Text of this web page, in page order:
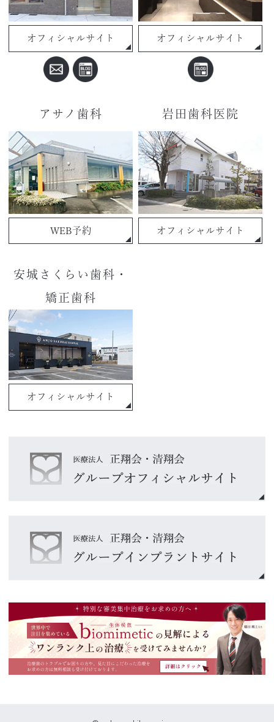
オフィシャルサイト オフィシャルサイト
アサノ歯科
WEB予約
岩田歯科医院
オフィシャルサイト
安城さくらい歯科・
矯正歯科
オフィシャルサイト